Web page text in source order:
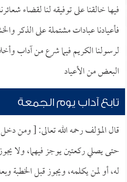
فيها خالقنا على توفيقه لنا لقضاء
فأعيادنا عبادات مشتملة على الذكر
لرسولنا الكريم فيما شرع من آداب
البعض من الأعياد
تابع آداب يوم الجمعة
قال المؤلف رحمه الله تعالى: [ ومن
حتى يصلي ركعتين يوجز فيهما، ولا
له، أو لمن يكلمه، ويجوز قبل الخطبة